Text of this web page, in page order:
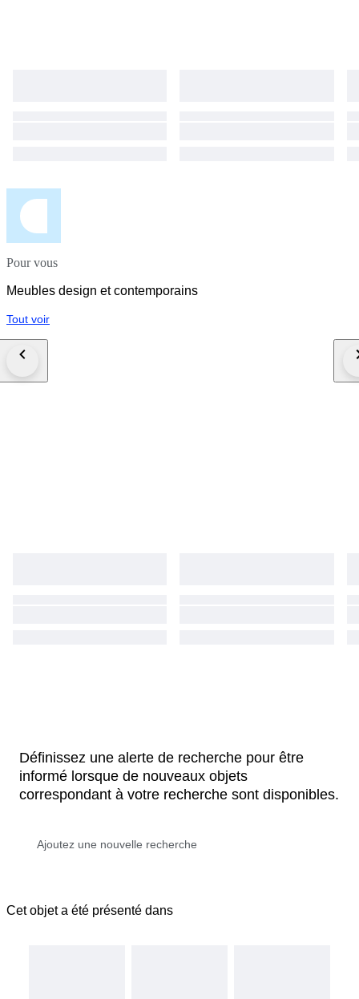
Pour vous
Meubles design et contemporains
Tout voir
Définissez une alerte de recherche pour être
informé lorsque de nouveaux objets
correspondant à votre recherche sont disponibles.
Cet objet a été présenté dans